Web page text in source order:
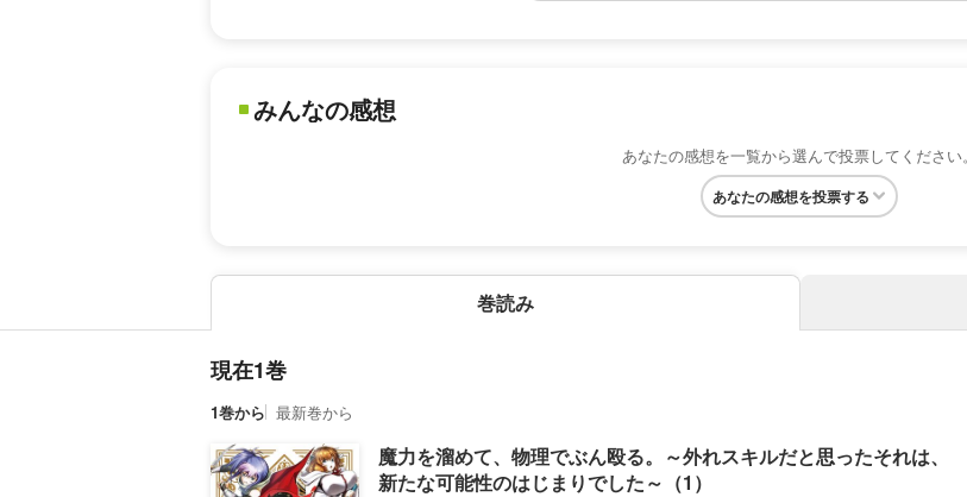
みんなの感想
あなたの感想を一覧から選んで投票してください。
あなたの感想を投票する
巻読み
現在1巻
1巻から 最新巻から
魔力を溜めて、物理でぶん殴る。～外れスキルだと思ったそれは、
新たな可能性のはじまりでした～（1）